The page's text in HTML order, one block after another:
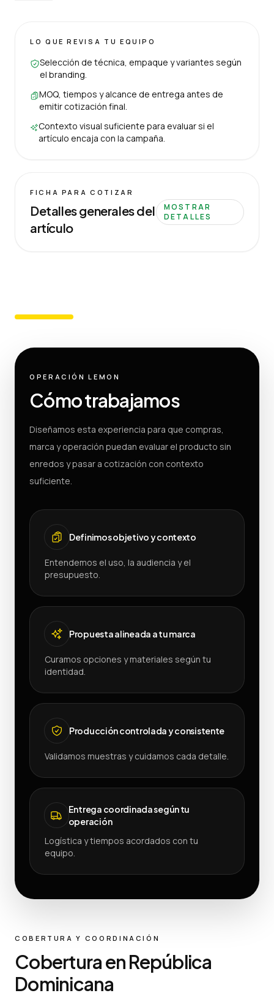
LO QUE REVISA TU EQUIPO
Selección de técnica, empaque y variantes según
el branding.
MOQ, tiempos y alcance de entrega antes de
emitir cotización final.
Contexto visual suficiente para evaluar si el
artículo encaja con la campaña.
FICHA PARA COTIZAR
Detalles generales del
artículo
MOSTRAR
DETALLES
OPERACIÓN LEMON
Cómo trabajamos
Diseñamos esta experiencia para que compras,
marca y operación puedan evaluar el producto sin
enredos y pasar a cotización con contexto
suficiente.
Definimos objetivo y contexto
Entendemos el uso, la audiencia y el
presupuesto.
Propuesta alineada a tu marca
Curamos opciones y materiales según tu
identidad.
Producción controlada y consistente
Validamos muestras y cuidamos cada detalle.
Entrega coordinada según tu
operación
Logística y tiempos acordados con tu
equipo.
COBERTURA Y COORDINACIÓN
Cobertura en República
Dominicana